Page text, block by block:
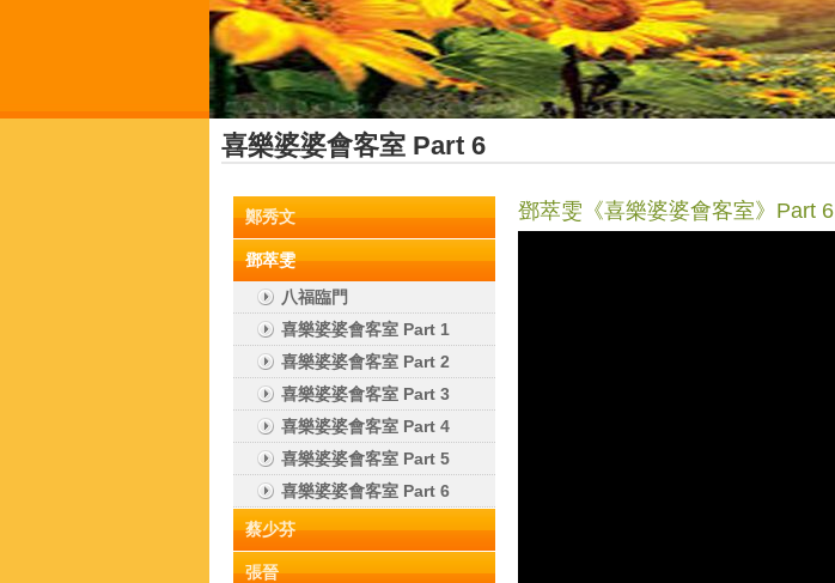
喜樂婆婆會客室 Part 6
鄭秀文
鄧萃雯
八福臨門
喜樂婆婆會客室 Part 1
喜樂婆婆會客室 Part 2
喜樂婆婆會客室 Part 3
喜樂婆婆會客室 Part 4
喜樂婆婆會客室 Part 5
喜樂婆婆會客室 Part 6
蔡少芬
張晉
鄧萃雯《喜樂婆婆會客室》Part 6